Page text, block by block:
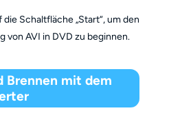
Schaltfläche „Start“, um den
von AVI in DVD zu beginnen.
Brennen mit dem